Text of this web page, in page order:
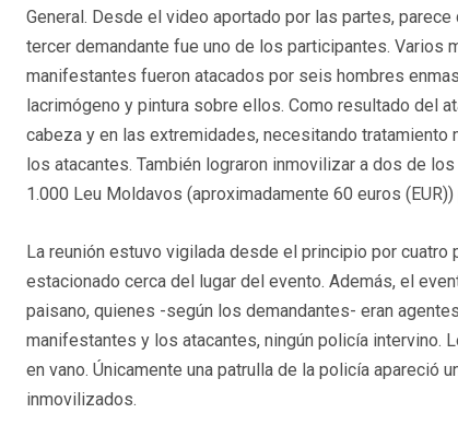
General. Desde el video aportado por las partes,
tercer demandante fue uno de los participantes.
manifestantes fueron atacados por seis hombres
lacrimógeno y pintura sobre ellos. Como resultado del
cabeza y en las extremidades, necesitando
los atacantes. También lograron inmovilizar a dos de
1.000 Leu Moldavos (aproximadamente 60 euros
La reunión estuvo vigilada desde el principio por
estacionado cerca del lugar del evento. Además, el
paisano, quienes -según los demandantes- eran
manifestantes y los atacantes, ningún policía intervino.
en vano. Únicamente una patrulla de la policía apareció
inmovilizados.